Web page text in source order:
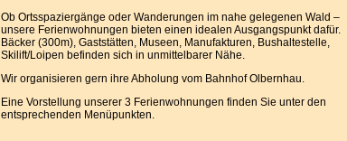
Ob Ortsspaziergänge oder Wanderungen im nahe gelegenen Wald –
unsere Ferienwohnungen bieten einen idealen Ausgangspunkt dafür.
Bäcker (300m), Gaststätten, Museen, Manufakturen, Bushaltestelle,
Skilift/Loipen befinden sich in unmittelbarer Nähe.
Wir organisieren gern ihre Abholung vom Bahnhof Olbernhau.
Eine Vorstellung unserer 3 Ferienwohnungen finden Sie unter den
entsprechenden Menüpunkten.